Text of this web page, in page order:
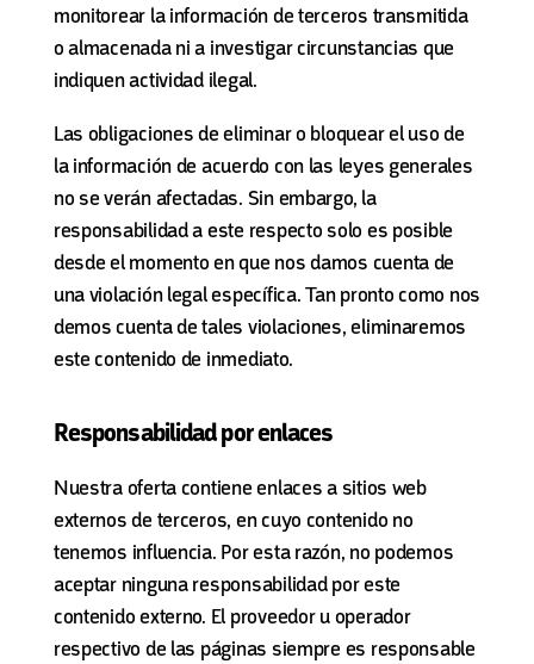
monitorear la información de terceros transmitida
o almacenada ni a investigar circunstancias que
indiquen actividad ilegal.
Las obligaciones de eliminar o bloquear el uso de
la información de acuerdo con las leyes generales
no se verán afectadas. Sin embargo, la
responsabilidad a este respecto solo es posible
desde el momento en que nos damos cuenta de
una violación legal específica. Tan pronto como nos
demos cuenta de tales violaciones, eliminaremos
este contenido de inmediato.
Responsabilidad por enlaces
Nuestra oferta contiene enlaces a sitios web
externos de terceros, en cuyo contenido no
tenemos influencia. Por esta razón, no podemos
aceptar ninguna responsabilidad por este
contenido externo. El proveedor u operador
respectivo de las páginas siempre es responsable